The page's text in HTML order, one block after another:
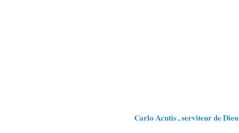
Carlo Acutis , serviteur de Dieu